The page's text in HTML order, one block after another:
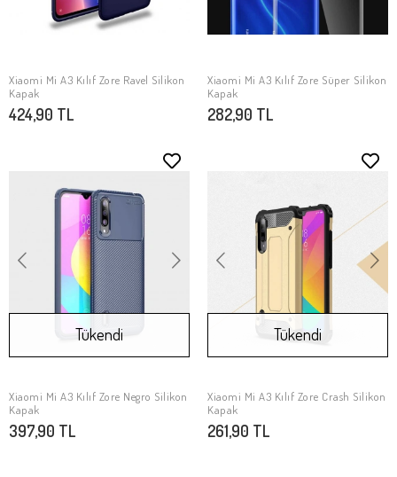
SEPETE EKLE
Xiaomi Mi A3 Kılıf Zore Ravel Silikon
Kapak
424,90 TL
SEPETE EKLE
Xiaomi Mi A3 Kılıf Zore Süper Silikon
Kapak
282,90 TL
Stokta Yok
Tükendi
Xiaomi Mi A3 Kılıf Zore Negro Silikon
Kapak
397,90 TL
Stokta Yok
Tükendi
Xiaomi Mi A3 Kılıf Zore Crash Silikon
Kapak
261,90 TL